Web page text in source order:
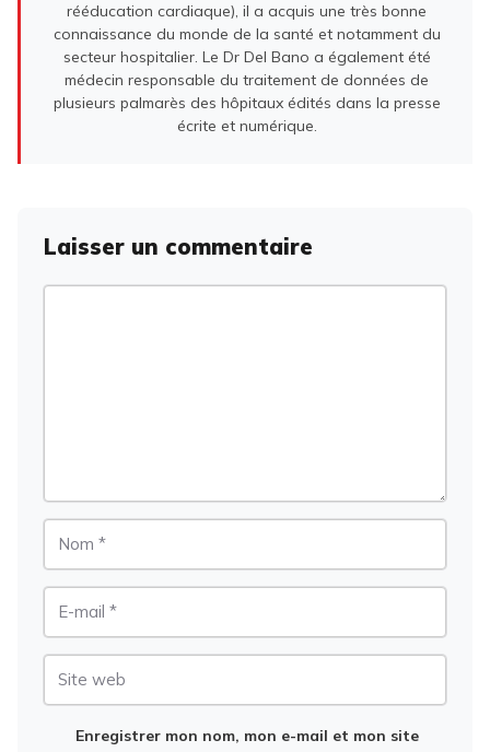
rééducation cardiaque), il a acquis une très bonne
connaissance du monde de la santé et notamment du
secteur hospitalier. Le Dr Del Bano a également été
médecin responsable du traitement de données de
plusieurs palmarès des hôpitaux édités dans la presse
écrite et numérique.
Laisser un commentaire
Enregistrer mon nom, mon e-mail et mon site